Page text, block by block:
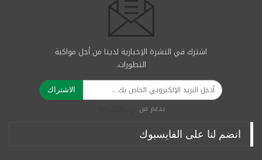
اشترك في النشرة الإخبارية لدينا من أجل مواكبة
التطورات.
الاشتراك
بدعم من
انضم لنا على الفايسبوك